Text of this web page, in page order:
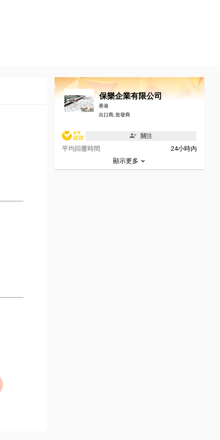
保樂企業有限公司
香港
出口商, 批發商
關注
平均回覆時間
24小時內
顯示更多